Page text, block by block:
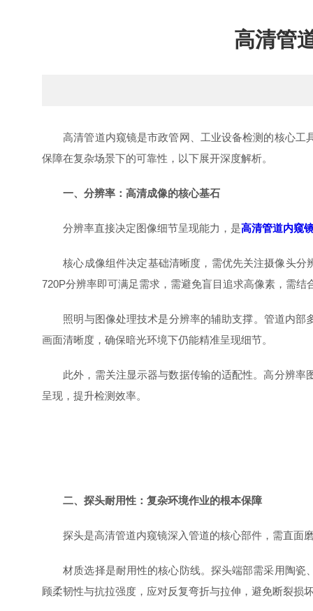
高清管
高清管道内窥镜是市政管网、工业设备检测的核心工
保障在复杂场景下的可靠性，以下展开深度解析。
一、分辨率：高清成像的核心基石
分辨率直接决定图像细节呈现能力，是高清管道内窥
核心成像组件决定基础清晰度，需优先关注摄像头分
720P分辨率即可满足需求，需避免盲目追求高像素，需
照明与图像处理技术是分辨率的辅助支撑。管道内部
画面清晰度，确保暗光环境下仍能精准呈现细节。
此外，需关注显示器与数据传输的适配性。高分辨率
呈现，提升检测效率。
二、探头耐用性：复杂环境作业的根本保障
探头是高清管道内窥镜深入管道的核心部件，需直面磨
材质选择是耐用性的核心防线。探头端部需采用陶瓷
顾柔韧性与抗拉强度，应对反复弯折与拉伸，避免断裂损